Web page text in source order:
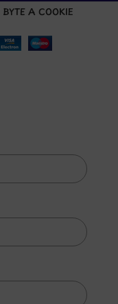
BYTE A COOKIE